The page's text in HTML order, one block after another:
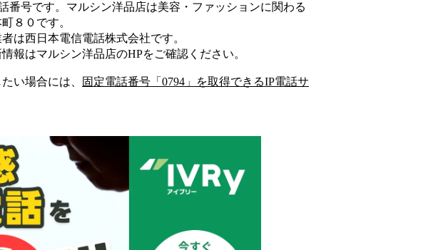
番号です。 マルシン洋品店は美容・ファッションに関わる
８０ です。
は西日本電信電話株式会社です。
報はマルシン洋品店のHPをご確認ください。
い場合には、 固定電話番号「 0794 」を取得できるIP電話サ